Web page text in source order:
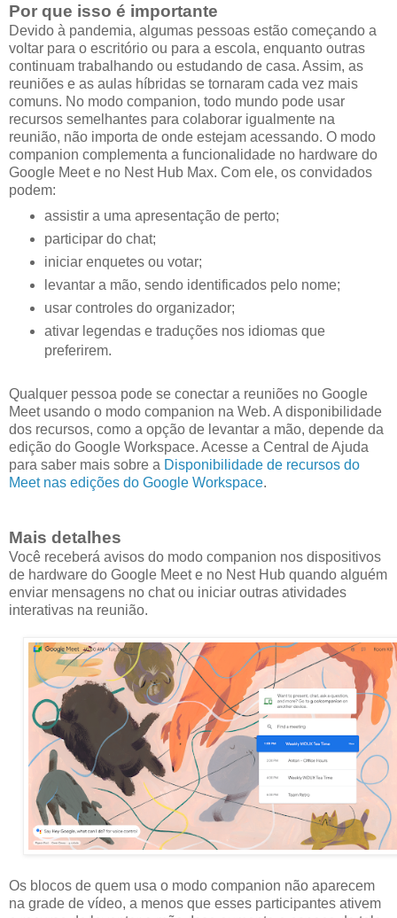
Por que isso é importante
Devido à pandemia, algumas pessoas estão começando a
voltar para o escritório ou para a escola, enquanto outras
continuam trabalhando ou estudando de casa. Assim, as
reuniões e as aulas híbridas se tornaram cada vez mais
comuns. No modo companion, todo mundo pode usar
recursos semelhantes para colaborar igualmente na
reunião, não importa de onde estejam acessando. O modo
companion complementa a funcionalidade no hardware do
Google Meet e no Nest Hub Max. Com ele, os convidados
podem:
assistir a uma apresentação de perto;
participar do chat;
iniciar enquetes ou votar;
levantar a mão, sendo identificados pelo nome;
usar controles do organizador;
ativar legendas e traduções nos idiomas que
preferirem.
Qualquer pessoa pode se conectar a reuniões no Google
Meet usando o modo companion na Web. A disponibilidade
dos recursos, como a opção de levantar a mão, depende da
edição do Google Workspace. Acesse a Central de Ajuda
para saber mais sobre a Disponibilidade de recursos do
Meet nas edições do Google Workspace.
Mais detalhes
Você receberá avisos do modo companion nos dispositivos
de hardware do Google Meet e no Nest Hub quando alguém
enviar mensagens no chat ou iniciar outras atividades
interativas na reunião.
Os blocos de quem usa o modo companion não aparecem
na grade de vídeo, a menos que esses participantes ativem